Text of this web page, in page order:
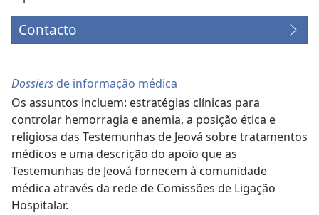
Contacto
Dossiers de informação médica
Os assuntos incluem: estratégias clínicas para
controlar hemorragia e anemia, a posição ética e
religiosa das Testemunhas de Jeová sobre tratamentos
médicos e uma descrição do apoio que as
Testemunhas de Jeová fornecem à comunidade
médica através da rede de Comissões de Ligação
Hospitalar.